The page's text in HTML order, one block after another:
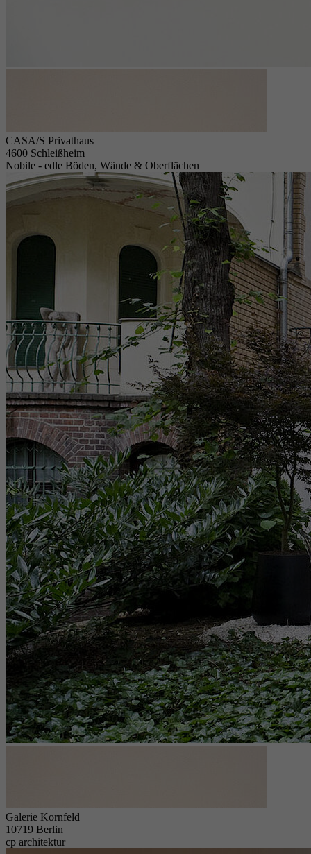
CASA/S Privathaus
4600 Schleißheim
Nobile - edle Böden, Wände & Oberflächen
Galerie Kornfeld
10719 Berlin
cp architektur